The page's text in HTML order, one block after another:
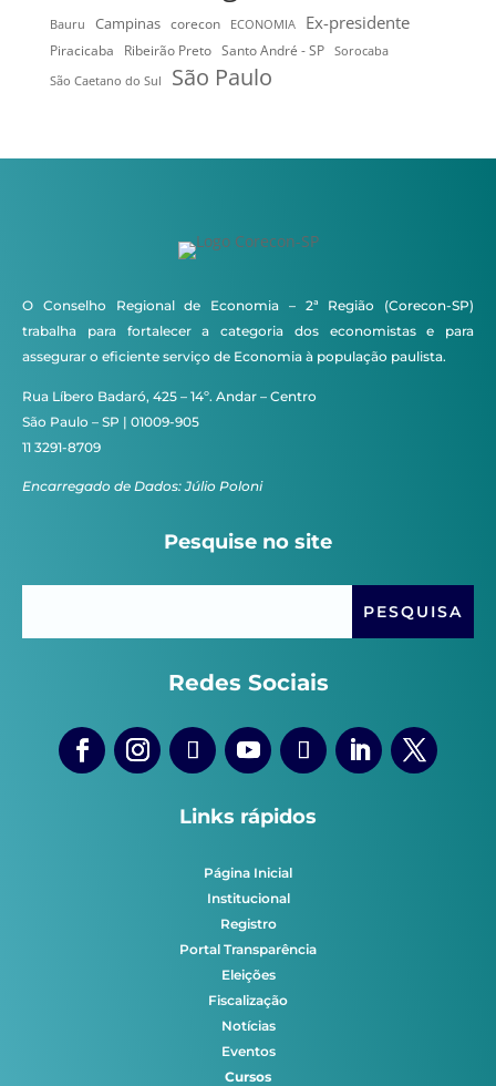
Bauru Campinas corecon ECONOMIA Ex-presidente
Piracicaba Ribeirão Preto Santo André - SP
Sorocaba
São Caetano do Sul
São Paulo
O Conselho Regional de Economia – 2ª Região (Corecon-SP)
trabalha para fortalecer a categoria dos economistas e para
assegurar o eficiente serviço de Economia à população paulista.
Rua Líbero Badaró, 425 – 14º. Andar – Centro
São Paulo – SP | 01009-905
11 3291-8709
Encarregado de Dados: Júlio Poloni
Pesquise no site
Redes Sociais
Links rápidos
Página Inicial
Institucional
Registro
Portal Transparência
Eleições
Fiscalização
Notícias
Eventos
Cursos